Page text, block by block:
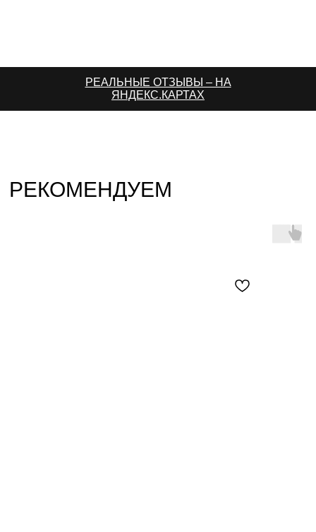
РЕАЛЬНЫЕ ОТЗЫВЫ – НА
ЯНДЕКС.КАРТАХ
РЕКОМЕНДУЕМ